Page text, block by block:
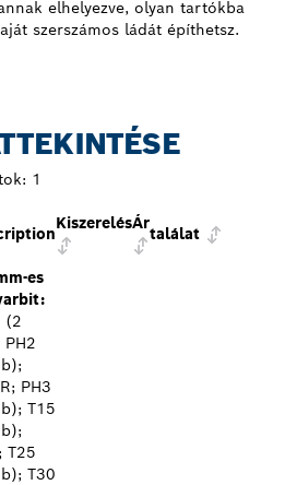
elhelyezve, olyan tartókba
szerszámos ládát építhetsz.
1
KiszerelésÁr
találat
es
(2
PH3
T15
T25
T30